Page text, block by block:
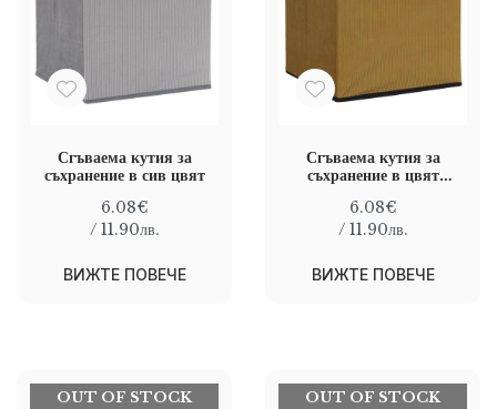
Сгъваема кутия за
съхранение в сив цвят
6.08€
/ 11.90лв.
ВИЖТЕ ПОВЕЧЕ
Сгъваема кутия за
съхранение в цвят
6.08€
/ 11.90лв.
ВИЖТЕ ПОВЕЧЕ
OUT OF STOCK OUT OF STOCK